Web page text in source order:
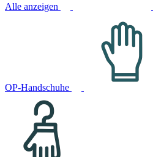
Alle anzeigen
OP-Handschuhe